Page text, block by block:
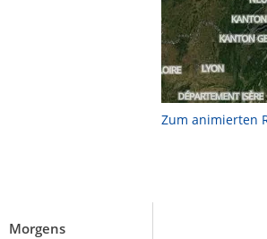
Morgens
Zum animierten